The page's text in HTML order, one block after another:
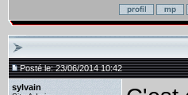
Posté le: 23/06/2014 10:42
sylvain